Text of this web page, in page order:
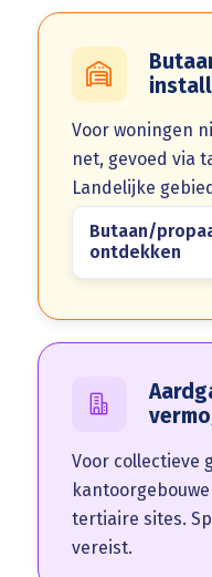
Voor woningen
net, gevoed via
Landelijke
Butaan/
ontdekken
Voor collectieve
tertiaire sites.
vereist.